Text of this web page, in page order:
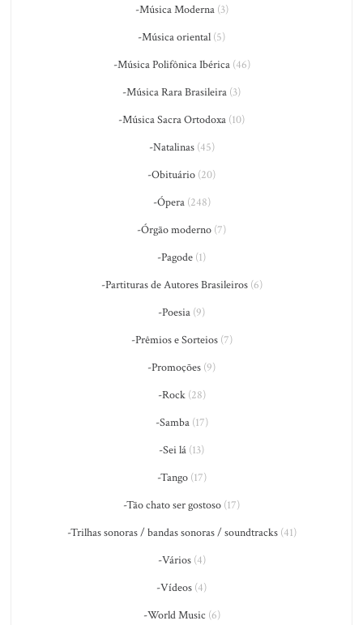
-Música Moderna(3)
-Música oriental (5)
-Música Polifônica Ibérica(46)
-Música Rara Brasileira (3)
-Música Sacra Ortodoxa (10)
-Natalinas(45)
-Obituário (20)
-Ópera(248)
-Órgão moderno (7)
-Pagode (1)
-Partituras de Autores Brasileiros(6)
-Poesia (9)
-Prêmios e Sorteios(7)
-Promoções (9)
-Rock(28)
-Samba(17)
-Sei lá (13)
-Tango(17)
-Tão chato ser gostoso (17)
-Trilhas sonoras / bandas sonoras / soundtracks(41)
-Vários(4)
-Vídeos (4)
-World Music (6)